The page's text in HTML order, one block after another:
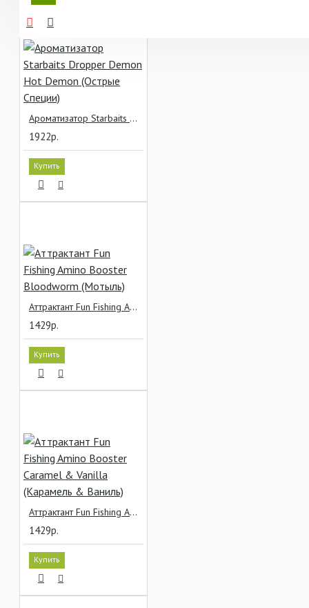
Ароматизатор Starbaits Dropper Demon Hot Demon (Острые Специи)
1922р.
Купить
Аттрактант Fun Fishing Amino Booster Bloodworm (Мотыль)
1429р.
Купить
Аттрактант Fun Fishing Amino Booster Caramel & Vanilla (Карамель & Ваниль)
1429р.
Купить